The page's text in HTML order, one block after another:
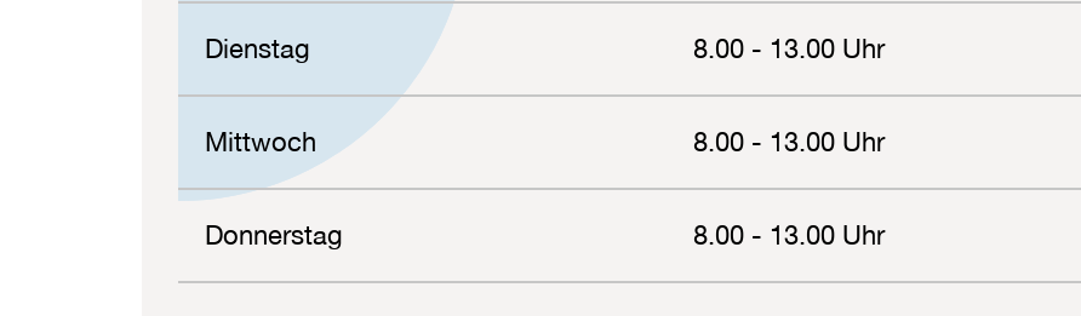
Dienstag 8.00 - 13.00 Uhr
Mittwoch 8.00 - 13.00 Uhr
Donnerstag 8.00 - 13.00 Uhr